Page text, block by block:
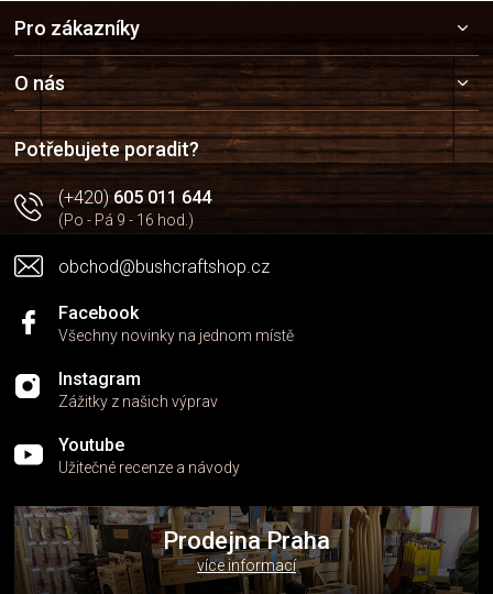
d
a
c
í
p
r
k
y
ý
s
a
t
í
Pro zákazníky
O nás
Potřebujete poradit?
(+420)605 011 644
(Po - Pá 9 - 16 hod.)
obchod@bushcraftshop.cz
Facebook
Všechny novinky na jednom místě
Instagram
Zážitky z našich výprav
Youtube
Užitečné recenze a návody
Prodejna Praha
více informací